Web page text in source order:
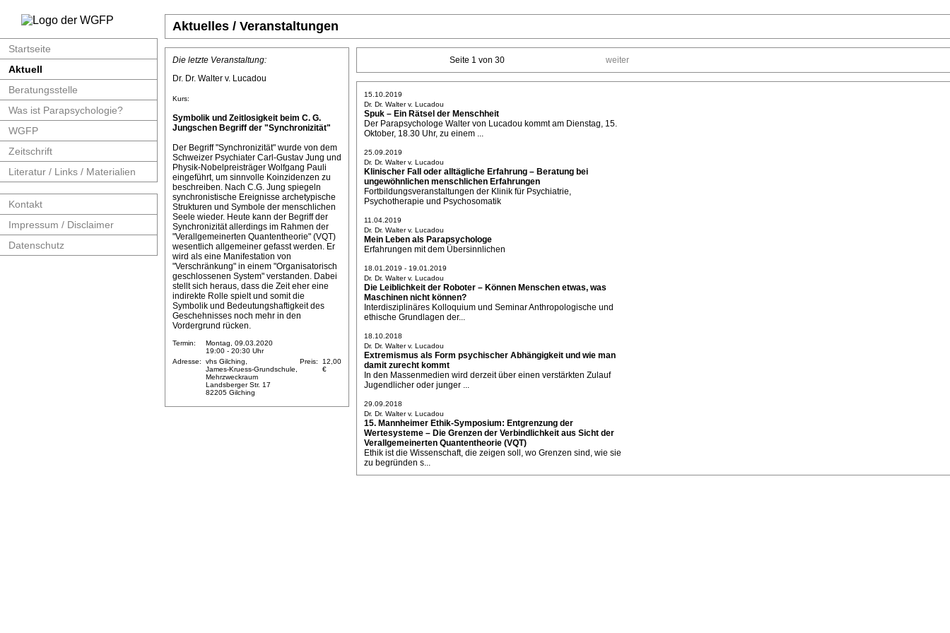
Startseite
Aktuell
Beratungsstelle
Was ist Parapsychologie?
WGFP
Zeitschrift
Literatur / Links / Materialien
Kontakt
Impressum / Disclaimer
Datenschutz
Aktuelles / Veranstaltungen
Die letzte Veranstaltung:
Dr. Dr. Walter v. Lucadou
Kurs:
Symbolik und Zeitlosigkeit beim C. G.
Jungschen Begriff der "Synchronizität"
Der Begriff "Synchronizität" wurde von dem
Schweizer Psychiater Carl-Gustav Jung und
Physik-Nobelpreisträger Wolfgang Pauli
eingeführt, um sinnvolle Koinzidenzen zu
beschreiben. Nach C.G. Jung spiegeln
synchronistische Ereignisse archetypische
Strukturen und Symbole der menschlichen
Seele wieder. Heute kann der Begriff der
Synchronizität allerdings im Rahmen der
"Verallgemeinerten Quantentheorie" (VQT)
wesentlich allgemeiner gefasst werden. Er
wird als eine Manifestation von
"Verschränkung" in einem "Organisatorisch
geschlossenen System" verstanden. Dabei
stellt sich heraus, dass die Zeit eher eine
indirekte Rolle spielt und somit die
Symbolik und Bedeutungshaftigkeit des
Geschehnisses noch mehr in den
Vordergrund rücken.
Termin:
Montag, 09.03.2020
19:00 - 20:30 Uhr
Adresse:
vhs Gilching,
James-Kruess-Grundschule,
Mehrzweckraum
Landsberger Str. 17
82205 Gilching
Preis:
12,00
€
Seite 1 von 30 weiter
15.10.2019
Dr. Dr. Walter v. Lucadou
Spuk – Ein Rätsel der Menschheit
Der Parapsychologe Walter von Lucadou kommt am Dienstag, 15.
Oktober, 18.30 Uhr, zu einem ...
25.09.2019
Dr. Dr. Walter v. Lucadou
Klinischer Fall oder alltägliche Erfahrung – Beratung bei
ungewöhnlichen menschlichen Erfahrungen
Fortbildungsveranstaltungen der Klinik für Psychiatrie,
Psychotherapie und Psychosomatik
11.04.2019
Dr. Dr. Walter v. Lucadou
Mein Leben als Parapsychologe
Erfahrungen mit dem Übersinnlichen
18.01.2019 - 19.01.2019
Dr. Dr. Walter v. Lucadou
Die Leiblichkeit der Roboter – Können Menschen etwas, was
Maschinen nicht können?
Interdisziplinäres Kolloquium und Seminar Anthropologische und
ethische Grundlagen der...
18.10.2018
Dr. Dr. Walter v. Lucadou
Extremismus als Form psychischer Abhängigkeit und wie man
damit zurecht kommt
In den Massenmedien wird derzeit über einen verstärkten Zulauf
Jugendlicher oder junger ...
29.09.2018
Dr. Dr. Walter v. Lucadou
15. Mannheimer Ethik-Symposium: Entgrenzung der
Wertesysteme – Die Grenzen der Verbindlichkeit aus Sicht der
Verallgemeinerten Quantentheorie (VQT)
Ethik ist die Wissenschaft, die zeigen soll, wo Grenzen sind, wie sie
zu begründen s...